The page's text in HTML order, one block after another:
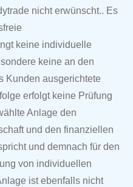
nicht erwünscht.. Es
keine individuelle
keine an den
Kunden ausgerichtete
erfolgt keine Prüfung
Anlage den
und den finanziellen
und demnach für den
von individuellen
ist ebenfalls nicht